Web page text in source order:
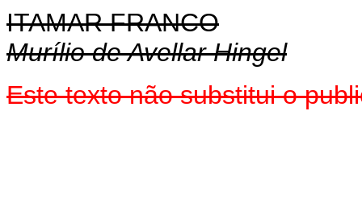
ITAMAR FRANCO
Murílio de Avellar Hingel
Este texto não substitui o